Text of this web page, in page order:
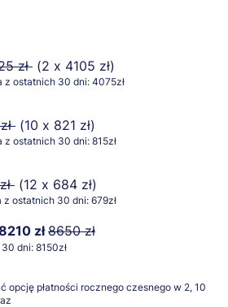
zł (2 x 4105 zł)
z ostatnich 30 dni: 4075zł
(10 x 821 zł)
z ostatnich 30 dni: 815zł
(12 x 684 zł)
z ostatnich 30 dni: 679zł
zł8650 zł
dni: 8150zł
opcję płatności rocznego czesnego w 2, 10